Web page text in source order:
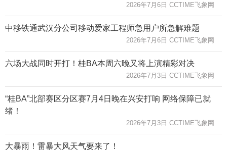
2026年7月6日 CCTIME飞象网
中移铁通武汉分公司移动爱家工程师急用户所急解难题
2026年7月6日 CCTIME飞象网
六场大战同时开打！桂BA本周六晚又将上演精彩对决
2026年7月3日 CCTIME飞象网
“桂BA”北部赛区分区赛7月4日晚在兴安打响 网络保障已就
绪！
2026年7月3日 CCTIME飞象网
大暴雨！雷暴大风天气要来了！